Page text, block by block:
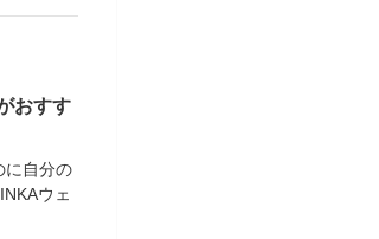
おすす
に自分の
ウェ